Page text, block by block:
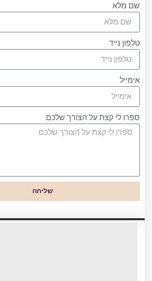
שם מלא
טלפון נייד
אימייל
ספרו לי קצת על הצורך שלכם
שליחה